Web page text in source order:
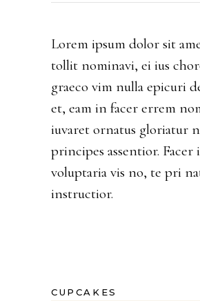
Lorem ipsum dolor sit
tollit nominavi, ei ius
graeco vim nulla epicuri
et, eam in facer errem
iuvaret ornatus gloriatur
principes assentior. Facer
voluptaria vis no, te pri
instructior.
CUPCAKES